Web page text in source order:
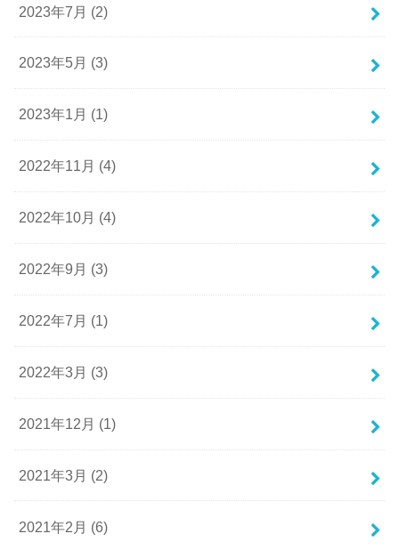
2023年7月 (2)
2023年5月 (3)
2023年1月 (1)
2022年11月 (4)
2022年10月 (4)
2022年9月 (3)
2022年7月 (1)
2022年3月 (3)
2021年12月 (1)
2021年3月 (2)
2021年2月 (6)